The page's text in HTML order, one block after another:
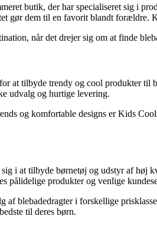
butik, der har specialiseret sig i
gør dem til en favorit blandt forældre.
når det drejer sig om at finde
at tilbyde trendy og cool produkter til
udvalg og hurtige levering.
og komfortable designs er Kids
i at tilbyde børnetøj og udstyr af høj
pålidelige produkter og venlige
af blebadedragter i forskellige
til deres børn.